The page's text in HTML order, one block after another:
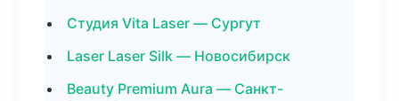
Студия Vita Laser — Сургут
Laser Laser Silk — Новосибирск
Beauty Premium Aura — Санкт-